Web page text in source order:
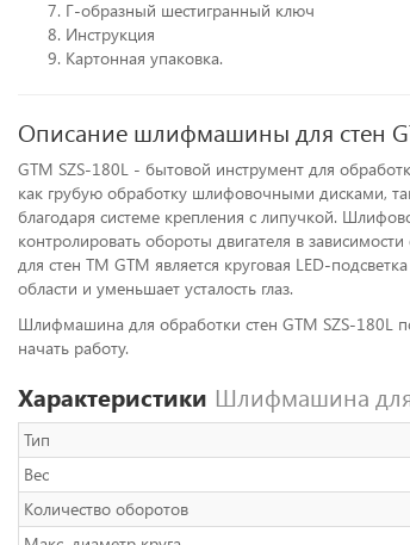
Г-образный шестигранный ключ
Инструкция
Картонная упаковка.
Описание шлифмашины для стен
GTM SZS-180L - бытовой инструмент для
как грубую обработку шлифовочными дисками,
благодаря системе крепления с липучкой.
контролировать обороты двигателя в
для стен ТМ GTM является круговая LED-
области и уменьшает усталость глаз.
Шлифмашина для обработки стен GTM SZS-180L
начать работу.
Характеристики Шлифмашина для
Тип
Вес
Количество оборотов